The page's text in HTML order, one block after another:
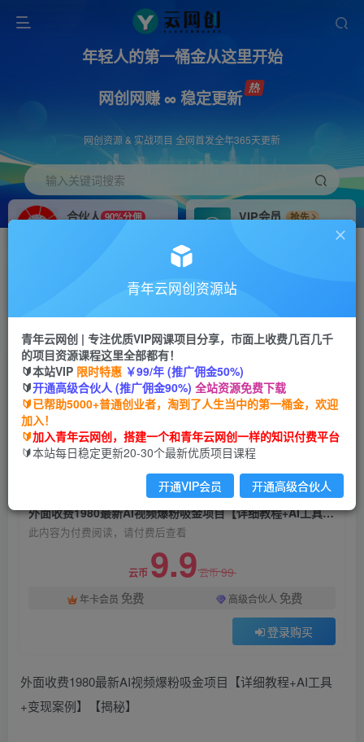
年轻人的第一桶金从这里开始
网创网赚 ∞ 稳定更新
网创资源 & 实战项目 全网首发全年365天更新
输入关键词搜索
合伙人 90%分佣
VIP会员
抢先
搭建同款网站，自己当老板
首页 创业课程 会员免费 正文
外面收费1980最新AI视频爆粉吸金项目【详细教
程+AI工具+变现案例】【揭秘】
青年云网创
2年前发布
关注 私信
外面收费1980最新AI视频爆粉吸金项目【详细教程+AI工具+变现案例】【揭秘】
此内容为付费阅读，请付费后查看
云币 9.9云币99
年卡会员 免费 高级合伙人 免费
登录购买
外面收费1980最新AI视频爆粉吸金项目【详细教程+AI工具
+变现案例】【揭秘】
青年云网创资源站
青年云网创 | 专注优质VIP网课项目分享，市面上收费几百几千
的项目资源课程这里全部都有！
🔰本站VIP 限时特惠 ￥99/年 (推广佣金50%)
🔰开通高级合伙人 (推广佣金90%) 全站资源免费下载
🔰已帮助5000+普通创业者，淘到了人生当中的第一桶金，欢迎
加入！
🔰加入青年云网创，搭建一个和青年云网创一样的知识付费平台
🔰本站每日稳定更新20-30个最新优质项目课程
开通VIP会员 开通高级合伙人